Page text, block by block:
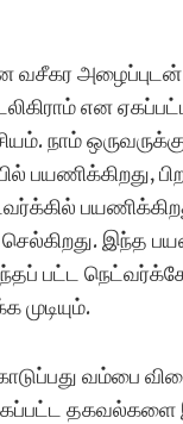
வசீகர
என
ஒருவருக்கு
பயணிக்கிறது,
இந்த
பட்ட
வம்பை
ஏகப்பட்ட